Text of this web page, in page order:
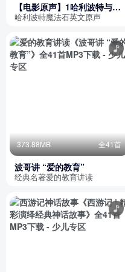
【电影原声】1哈利波特与魔
法石（英文版）
哈利波特魔法石英文原声
373.88MB 全41首
波哥讲 “爱的教育”
经典名著爱的教育讲读